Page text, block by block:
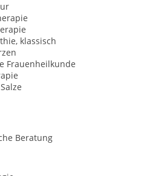
klassisch
Frauenheilkunde
Beratung